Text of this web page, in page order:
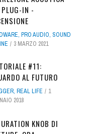
IN -
, PRO AUDIO, SOUND
3 MARZO 2021
#11:
AL FUTURO
, REAL LIFE
1
2018
KNOB DI